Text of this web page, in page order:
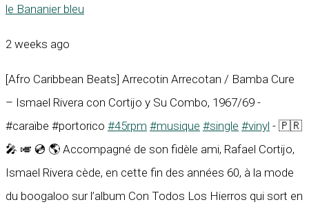
le Bananier bleu
2 weeks ago
[Afro Caribbean Beats] Arrecotin Arrecotan / Bamba Cure
– Ismael Rivera con Cortijo y Su Combo, 1967/69 -
#caraïbe #portorico #45rpm #musique #single #vinyl - 🇵🇷
🎤 🎺 💿 🌎 Accompagné de son fidèle ami, Rafael Cortijo,
Ismael Rivera cède, en cette fin des années 60, à la mode
du boogaloo sur l’album Con Todos Los Hierros qui sort en